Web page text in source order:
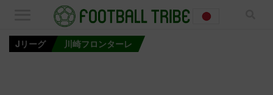
Jリーグ 川崎フロンターレ